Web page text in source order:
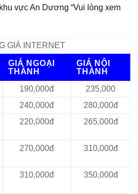
vực An Dương “Vui lòng xem
GIÁ INTERNET
GIÁ NGOẠI
THÀNH
GIÁ NỘI
THÀNH
190,000đ
235,000
240,000đ
280,000đ
220,000đ 265,000đ
270,000đ 310,000đ
310,000đ 350,000đ